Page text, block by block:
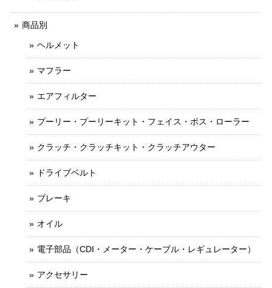
商品別
ヘルメット
マフラー
エアフィルター
プーリー・プーリーキット・フェイス・ボス・ローラー
クラッチ・クラッチキット・クラッチアウター
ドライブベルト
ブレーキ
オイル
電子部品（CDI・メーター・ケーブル・レギュレーター）
アクセサリー